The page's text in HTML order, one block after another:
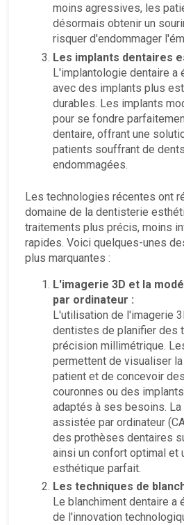
moins agressives, les
désormais obtenir un
risquer d'endommager
Les implants dentaires
L'implantologie dentaire a
avec des implants plus
durables. Les implants
pour se fondre
dentaire, offrant une
patients souffrant de
endommagées.
Les technologies récentes ont
domaine de la dentisterie
traitements plus précis, moins
rapides. Voici quelques-unes
plus marquantes :
L'imagerie 3D et la
par ordinateur :
L'utilisation de l'imagerie
dentistes de planifier des
précision millimétrique.
permettent de visualiser
patient et de concevoir
couronnes ou des
adaptés à ses besoins.
assistée par ordinateur
des prothèses dentaires
ainsi un confort optimal et
esthétique parfait.
Les techniques de
Le blanchiment dentaire a
de l'innovation